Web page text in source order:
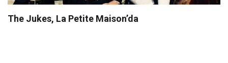
The Jukes, La Petite Maison’da